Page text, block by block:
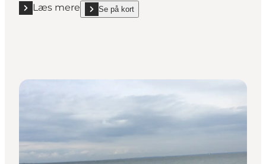
Læs mere
Læs mere "Busholm Vej"
Se på kort
show Busholm Vej on_map